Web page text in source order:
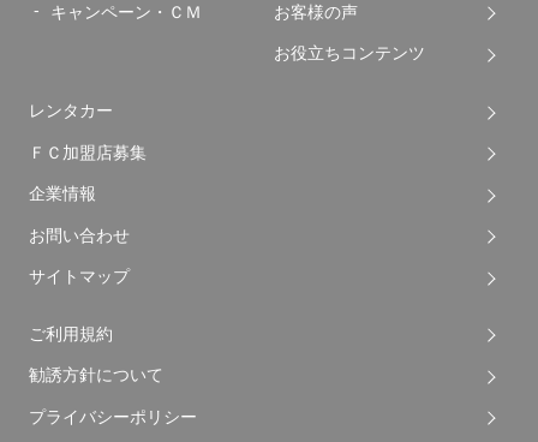
キャンペーン・ＣＭ お客様の声
お役立ちコンテンツ
レンタカー
ＦＣ加盟店募集
企業情報
お問い合わせ
サイトマップ
ご利用規約
勧誘方針について
プライバシーポリシー